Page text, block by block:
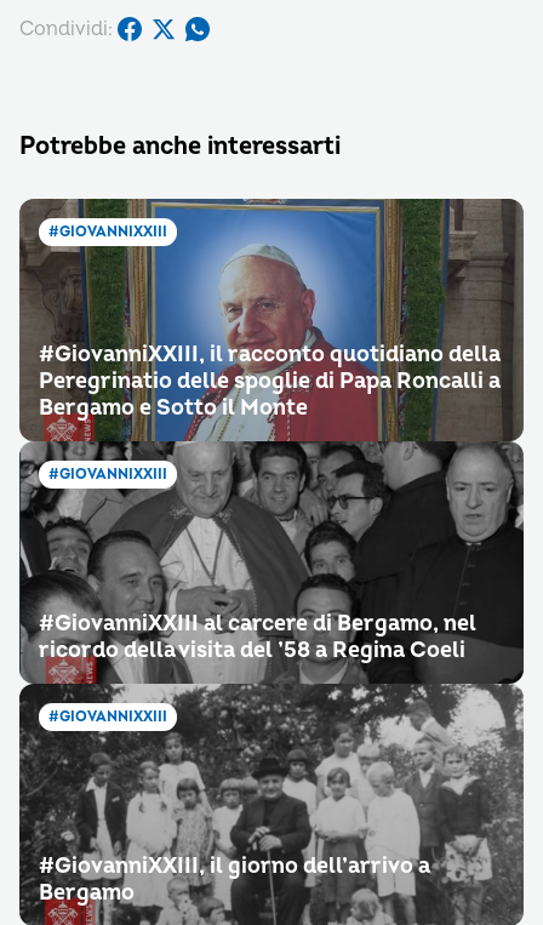
Condividi:
Potrebbe anche interessarti
#GIOVANNIXXIII
#GiovanniXXIII, il racconto quotidiano della
Peregrinatio delle spoglie di Papa Roncalli a
Bergamo e Sotto il Monte
#GIOVANNIXXIII
#GiovanniXXIII al carcere di Bergamo, nel
ricordo della visita del ’58 a Regina Coeli
#GIOVANNIXXIII
#GiovanniXXIII, il giorno dell’arrivo a
Bergamo